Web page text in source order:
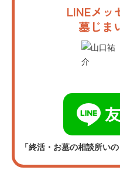
LINEメッ
墓じま
「終活・お墓の相談所い